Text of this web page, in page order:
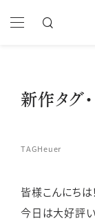
新作タグ
TAGHeuer
皆様こんにちは
今日は大好評い